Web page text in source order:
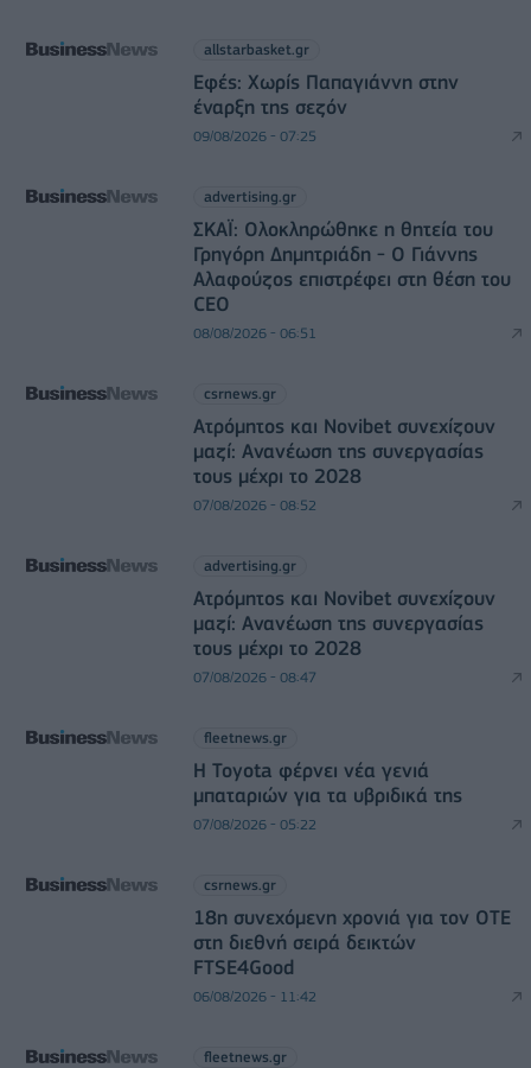
allstarbasket.gr
Εφές: Χωρίς Παπαγιάννη στην
έναρξη της σεζόν
09/08/2026 - 07:25
advertising.gr
ΣΚΑΪ: Ολοκληρώθηκε η θητεία του
Γρηγόρη Δημητριάδη - Ο Γιάννης
Αλαφούζος επιστρέφει στη θέση του
CEO
08/08/2026 - 06:51
csrnews.gr
Ατρόμητος και Novibet συνεχίζουν
μαζί: Ανανέωση της συνεργασίας
τους μέχρι το 2028
07/08/2026 - 08:52
advertising.gr
Ατρόμητος και Novibet συνεχίζουν
μαζί: Ανανέωση της συνεργασίας
τους μέχρι το 2028
07/08/2026 - 08:47
fleetnews.gr
Η Toyota φέρνει νέα γενιά
μπαταριών για τα υβριδικά της
07/08/2026 - 05:22
csrnews.gr
18η συνεχόμενη χρονιά για τον ΟΤΕ
στη διεθνή σειρά δεικτών
FTSE4Good
06/08/2026 - 11:42
fleetnews.gr